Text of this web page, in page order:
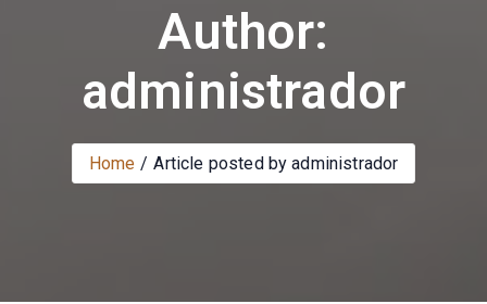
Author:
administrador
Home Article posted by administrador